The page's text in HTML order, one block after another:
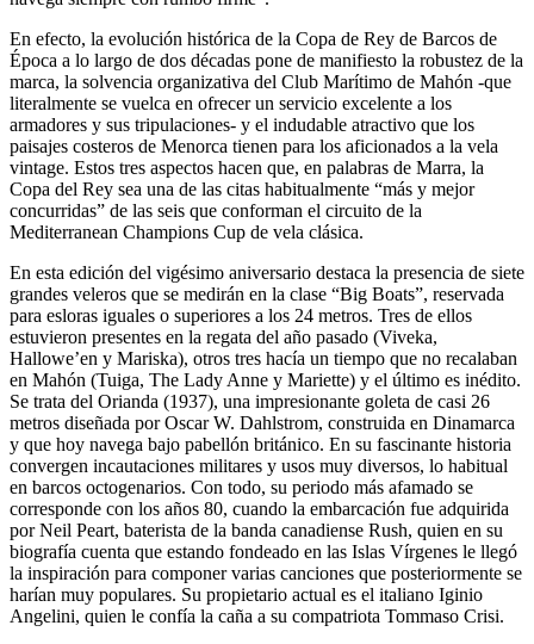
En efecto, la evolución histórica de la Copa de Rey de Barcos de
Época a lo largo de dos décadas pone de manifiesto la robustez de la
marca, la solvencia organizativa del Club Marítimo de Mahón -que
literalmente se vuelca en ofrecer un servicio excelente a los
armadores y sus tripulaciones- y el indudable atractivo que los
paisajes costeros de Menorca tienen para los aficionados a la vela
vintage. Estos tres aspectos hacen que, en palabras de Marra, la
Copa del Rey sea una de las citas habitualmente “más y mejor
concurridas” de las seis que conforman el circuito de la
Mediterranean Champions Cup de vela clásica.
En esta edición del vigésimo aniversario destaca la presencia de siete
grandes veleros que se medirán en la clase “Big Boats”, reservada
para esloras iguales o superiores a los 24 metros. Tres de ellos
estuvieron presentes en la regata del año pasado (Viveka,
Hallowe’en y Mariska), otros tres hacía un tiempo que no recalaban
en Mahón (Tuiga, The Lady Anne y Mariette) y el último es inédito.
Se trata del Orianda (1937), una impresionante goleta de casi 26
metros diseñada por Oscar W. Dahlstrom, construida en Dinamarca
y que hoy navega bajo pabellón británico. En su fascinante historia
convergen incautaciones militares y usos muy diversos, lo habitual
en barcos octogenarios. Con todo, su periodo más afamado se
corresponde con los años 80, cuando la embarcación fue adquirida
por Neil Peart, baterista de la banda canadiense Rush, quien en su
biografía cuenta que estando fondeado en las Islas Vírgenes le llegó
la inspiración para componer varias canciones que posteriormente se
harían muy populares. Su propietario actual es el italiano Iginio
Angelini, quien le confía la caña a su compatriota Tommaso Crisi.